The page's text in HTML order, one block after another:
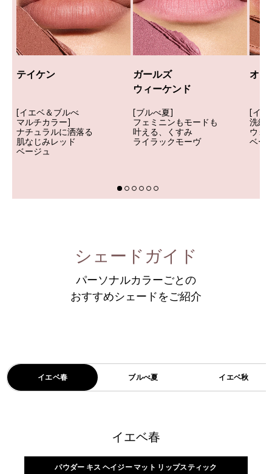
テイケン
[イエベ＆ブルべ
マルチカラー]
ナチュラルに洒落る
肌なじみレッド
ベージュ
ガールズ
ウィーケンド
[ブルべ夏]
フェミニンもモードも
叶える、くすみ
ライラックモーヴ
オフ
[イ
洗練
ウォ
ベー
シェードガイド
パーソナルカラーごとの
おすすめシェードをご紹介
イエベ春 ブルべ夏 イエベ秋
イエベ春
パウダー キス ヘイジー マット リップスティック